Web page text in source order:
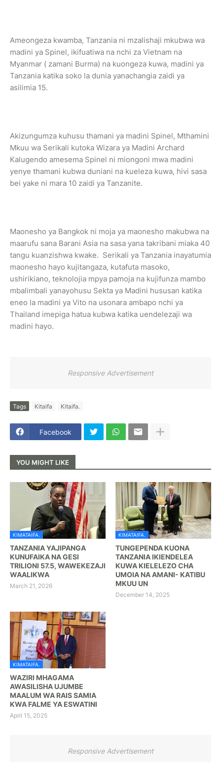
Ameongeza kwamba, Tanzania ni mzalishaji mkubwa wa
madini ya Spinel, ikifuatiwa na nchi za Vietnam na
Myanmar ( zamani Burma) na kuongeza kuwa, madini ya
Tanzania katika soko la dunia yanachangia zaidi ya
asilimia 15.
Akizungumza kuhusu thamani ya madini Spinel, Mthamini
Mkuu wa Serikali kutoka Wizara ya Madini Archard
Kalugendo amesema Spinel ni miongoni mwa madini
yenye thamani kubwa duniani na kueleza kuwa, hivi sasa
bei yake ni mara 10 zaidi ya Tanzanite.
Maonesho ya Bangkok ni moja ya maonesho makubwa na
maarufu sana Barani Asia na sasa yana takribani miaka 40
tangu kuanzishwa kwake. Serikali ya Tanzania inayatumia
maonesho hayo kujitangaza, kutafuta masoko,
ushirikiano, teknolojia mpya pamoja na kujifunza mambo
mbalimbali yanayohusu Sekta ya Madini hususan katika
eneo la madini ya Vito na usonara ambapo nchi ya
Thailand imepiga hatua kubwa katika uendelezaji wa
madini hayo.
Responsive Advertisement
Tags Kitaifa Kitaifa.
Facebook
YOU MIGHT LIKE
KIMATAIFA.
TANZANIA YAJIPANGA
KUNUFAIKA NA GESI
TRILIONI 57.5, WAWEKEZAJI
WAALIKWA
March 21, 2026
KIMATAIFA.
TUNGEPENDA KUONA
TANZANIA IKIENDELEA
KUWA KIELELEZO CHA
UMOIA NA AMANI- KATIBU
MKUU UN
December 14, 2025
KIMATAIFA.
WAZIRI MHAGAMA
AWASILISHA UJUMBE
MAALUM WA RAIS SAMIA
KWA FALME YA ESWATINI
April 15, 2025
Responsive Advertisement